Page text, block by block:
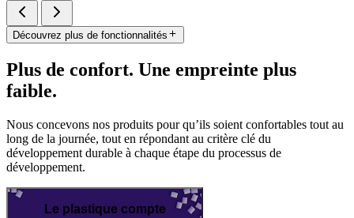
Découvrez plus de fonctionnalités
Plus de confort. Une empreinte plus
faible.
Nous concevons nos produits pour qu’ils soient confortables tout au
long de la journée, tout en répondant au critère clé du
développement durable à chaque étape du processus de
développement.
Le plastique compte